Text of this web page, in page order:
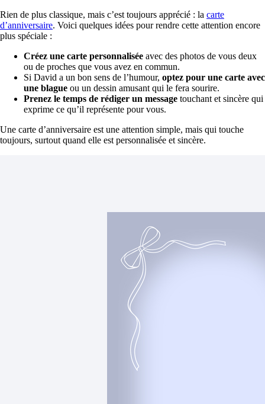
Rien de plus classique, mais c’est toujours apprécié : la carte
d’anniversaire. Voici quelques idées pour rendre cette attention encore
plus spéciale :
Créez une carte personnalisée avec des photos de vous deux
ou de proches que vous avez en commun.
Si David a un bon sens de l’humour, optez pour une carte avec
une blague ou un dessin amusant qui le fera sourire.
Prenez le temps de rédiger un message touchant et sincère qui
exprime ce qu’il représente pour vous.
Une carte d’anniversaire est une attention simple, mais qui touche
toujours, surtout quand elle est personnalisée et sincère.